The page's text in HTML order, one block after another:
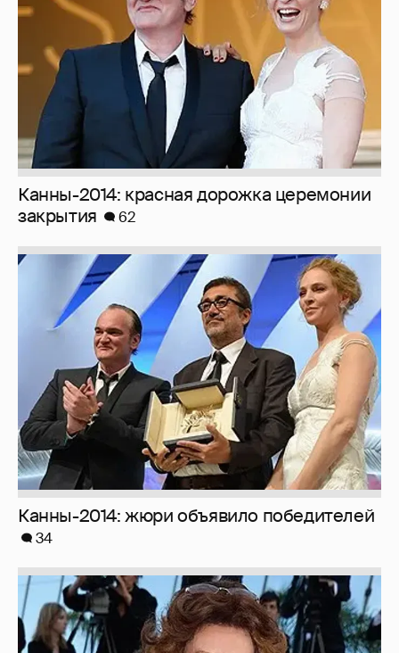
Канны-2014: красная дорожка церемонии
закрытия
62
Канны-2014: жюри объявило победителей
34